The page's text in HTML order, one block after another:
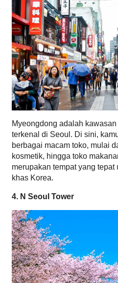
Myeongdong adalah
terkenal di Seoul. Di sini,
berbagai macam toko, mulai
kosmetik, hingga toko
merupakan tempat yang
khas Korea.
4. N Seoul Tower